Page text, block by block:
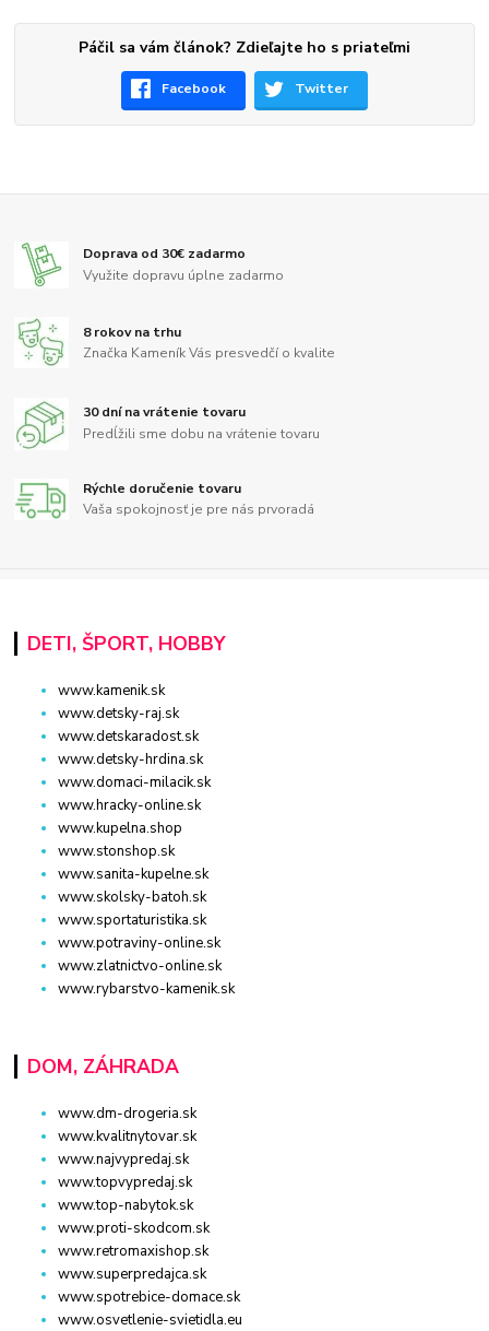
Páčil sa vám článok? Zdieľajte ho s priateľmi
Facebook Twitter
Doprava od 30€ zadarmo
Využite dopravu úplne zadarmo
8 rokov na trhu
Značka Kameník Vás presvedčí o kvalite
30 dní na vrátenie tovaru
Predĺžili sme dobu na vrátenie tovaru
Rýchle doručenie tovaru
Vaša spokojnosť je pre nás prvoradá
DETI, ŠPORT, HOBBY
www.kamenik.sk
www.detsky-raj.sk
www.detskaradost.sk
www.detsky-hrdina.sk
www.domaci-milacik.sk
www.hracky-online.sk
www.kupelna.shop
www.stonshop.sk
www.sanita-kupelne.sk
www.skolsky-batoh.sk
www.sportaturistika.sk
www.potraviny-online.sk
www.zlatnictvo-online.sk
www.rybarstvo-kamenik.sk
DOM, ZÁHRADA
www.dm-drogeria.sk
www.kvalitnytovar.sk
www.najvypredaj.sk
www.topvypredaj.sk
www.top-nabytok.sk
www.proti-skodcom.sk
www.retromaxishop.sk
www.superpredajca.sk
www.spotrebice-domace.sk
www.osvetlenie-svietidla.eu